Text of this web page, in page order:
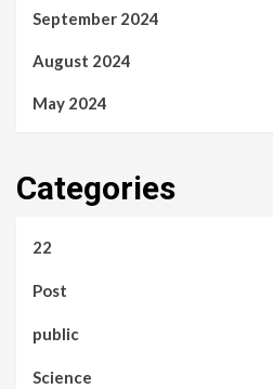
September 2024
August 2024
May 2024
Categories
22
Post
public
Science